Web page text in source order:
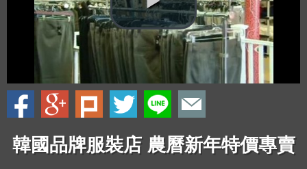
韓國品牌服裝店 農曆新年特價專賣